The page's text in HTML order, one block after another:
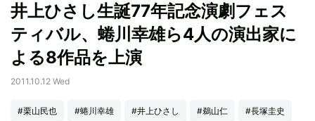
井上ひさし生誕77年記念演劇フェス
ティバル、蜷川幸雄ら4人の演出家に
よる8作品を上演
2011.10.12 Wed
#栗山民也 #蜷川幸雄 #井上ひさし #鵜山仁 #長塚圭史